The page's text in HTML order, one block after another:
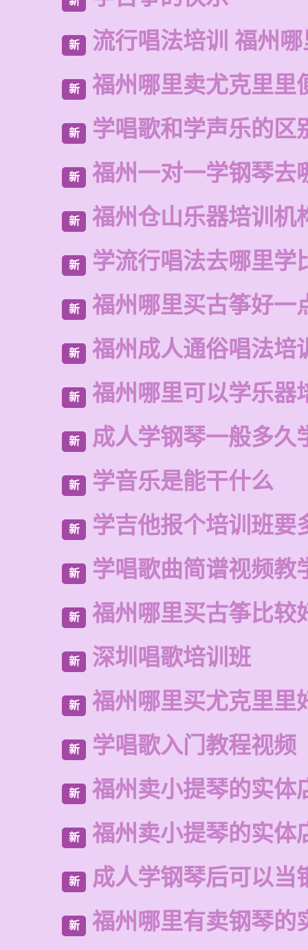
新 流行唱法培训 福州
新 福州哪里卖尤克里里
新 学唱歌和学声乐的区
新 福州一对一学钢琴去
新 福州仓山乐器培训机
新 学流行唱法去哪里学
新 福州哪里买古筝好一
新 福州成人通俗唱法培
新 福州哪里可以学乐器
新 成人学钢琴一般多久
新 学音乐是能干什么
新 学吉他报个培训班要
新 学唱歌曲简谱视频教
新 福州哪里买古筝比较
新 深圳唱歌培训班
新 福州哪里买尤克里里
新 学唱歌入门教程视频
新 福州卖小提琴的实体
新 福州卖小提琴的实体
新 成人学钢琴后可以当
新 福州哪里有卖钢琴的